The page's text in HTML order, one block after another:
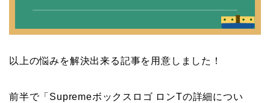
以上の悩みを解決出来る記事を用意しました！
前半で「Supremeボックスロゴ ロンTの詳細につい